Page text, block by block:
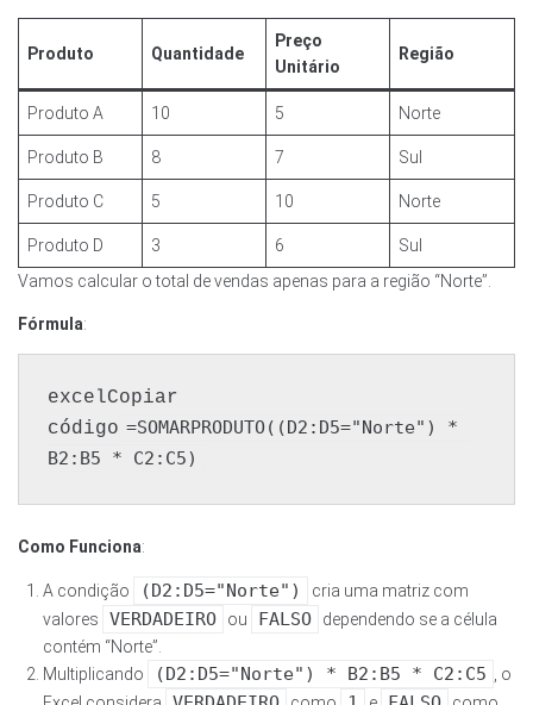
Produto Quantidade
Preço
Unitário
Região
Produto A 10 5 Norte
Produto B 8 7 Sul
Produto C 5 10 Norte
Produto D 3 6
Sul
Vamos calcular o total de vendas apenas para a região “Norte”.
Fórmula:
excelCopiar
código =SOMARPRODUTO((D2:D5="Norte") *
Como Funciona:
A condição (D2:D5="Norte")
cria uma matriz com
valores
VERDADEIRO ou FALSO
dependendo se a célula
contém “Norte”.
Multiplicando
(D2:D5="Norte") * B2:B5 * C2:C5 , o